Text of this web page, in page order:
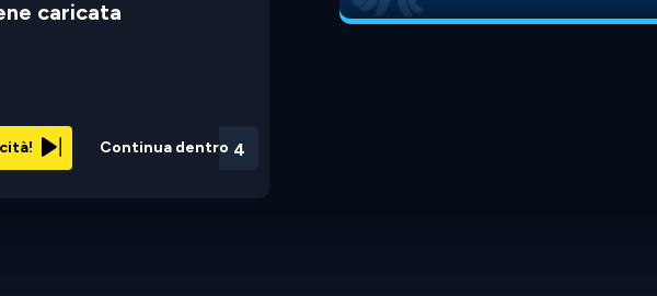
caricata
Continua dentro 3